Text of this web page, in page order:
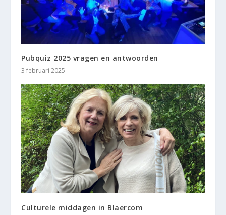
Pubquiz 2025 vragen en antwoorden
3 februari 2025
Culturele middagen in Blaercom